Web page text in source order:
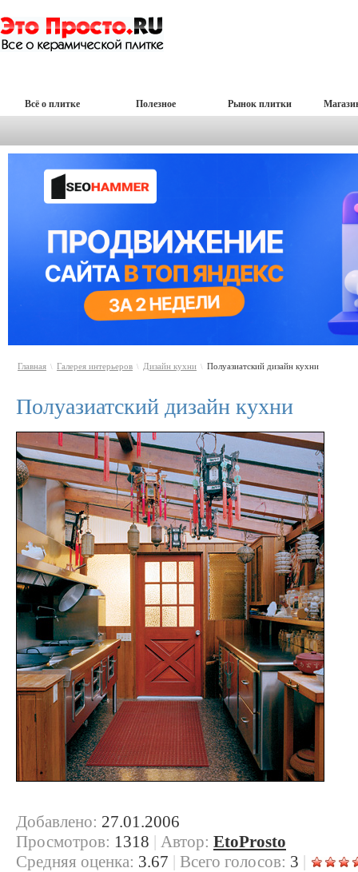
Всё о плитке Полезное Рынок плитки
Главная \ Галерея интерьеров \ Дизайн кухни \ Полуазиатский дизайн кухни
Полуазиатский дизайн кухни
Добавлено: 27.01.2006
Просмотров: 1318 | Автор: EtoProsto
Cредняя оценка: 3.67 | Всего голосов: 3 |